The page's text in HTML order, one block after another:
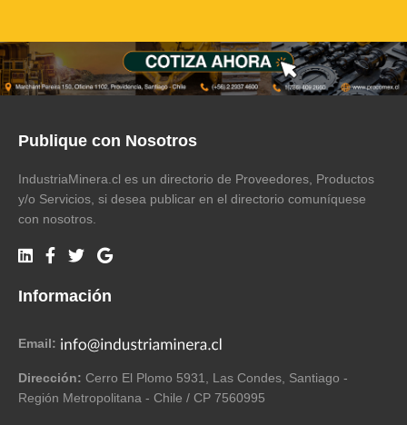
Publique con Nosotros
IndustriaMinera.cl es un directorio de Proveedores, Productos
y/o Servicios, si desea publicar en el directorio comuníquese
con nosotros.
Información
Email:
Dirección: Cerro El Plomo 5931, Las Condes, Santiago -
Región Metropolitana - Chile / CP 7560995